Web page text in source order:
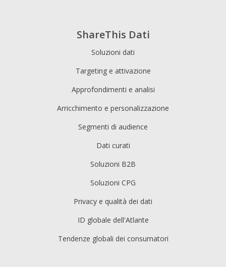
ShareThis Dati
Soluzioni dati
Targeting e attivazione
Approfondimenti e analisi
Arricchimento e personalizzazione
Segmenti di audience
Dati curati
Soluzioni B2B
Soluzioni CPG
Privacy e qualità dei dati
ID globale dell'Atlante
Tendenze globali dei consumatori